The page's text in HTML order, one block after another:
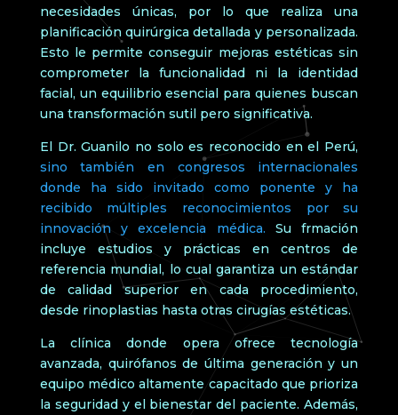
necesidades únicas, por lo que realiza una
planificación quirúrgica detallada y personalizada.
Esto le permite conseguir mejoras estéticas sin
comprometer la funcionalidad ni la identidad
facial, un equilibrio esencial para quienes buscan
una transformación sutil pero significativa.
El Dr. Guanilo no solo es reconocido en el Perú,
sino también en congresos internacionales
donde ha sido invitado como ponente y ha
recibido múltiples reconocimientos por su
innovación y excelencia médica. Su frmación
incluye estudios y prácticas en centros de
referencia mundial, lo cual garantiza un estándar
de calidad superior en cada procedimiento,
desde rinoplastias hasta otras cirugías estéticas.
La clínica donde opera ofrece tecnología
avanzada, quirófanos de última generación y un
equipo médico altamente capacitado que prioriza
la seguridad y el bienestar del paciente. Además,